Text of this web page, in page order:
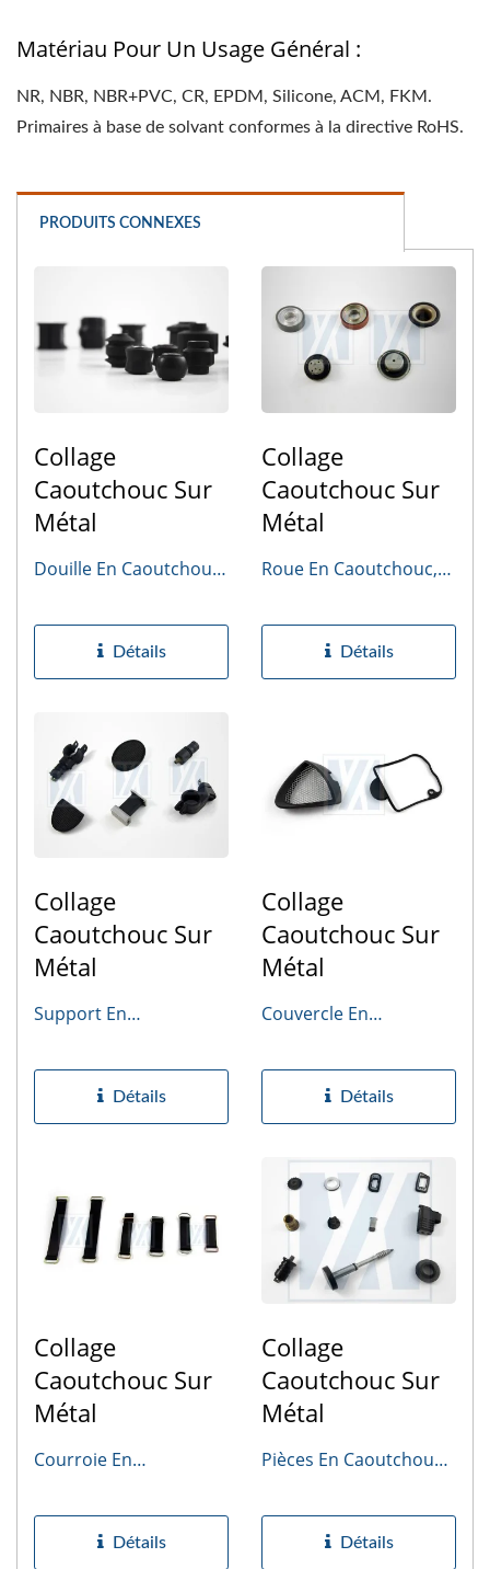
Matériau Pour Un Usage Général :
NR, NBR, NBR+PVC, CR, EPDM, Silicone, ACM, FKM.
Primaires à base de solvant conformes à la directive RoHS.
PRODUITS CONNEXES
Collage
Caoutchouc Sur
Métal
Douille En Caoutchouc,
Détails
Collage
Caoutchouc Sur
Métal
Roue En Caoutchouc,
Détails
Collage
Caoutchouc Sur
Métal
Support En
Détails
Collage
Caoutchouc Sur
Métal
Couvercle En
Culasse
Détails
Collage
Caoutchouc Sur
Métal
Courroie En
Détails
Collage
Caoutchouc Sur
Métal
Pièces En Caoutchouc
Détails